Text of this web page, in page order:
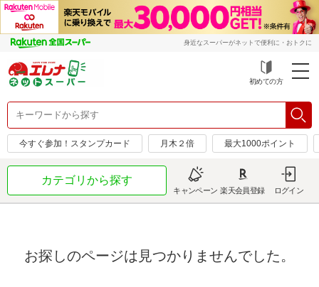
身近なスーパーがネットで便利に・おトクに
初めての方
今すぐ参加！スタンプカード 月木２倍 最大1000ポイント
カテゴリから探す
キャンペーン 楽天会員登録 ログイン
お探しのページは見つかりませんでした。